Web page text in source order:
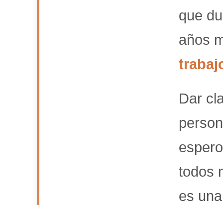
que
años
Dar
todos
es